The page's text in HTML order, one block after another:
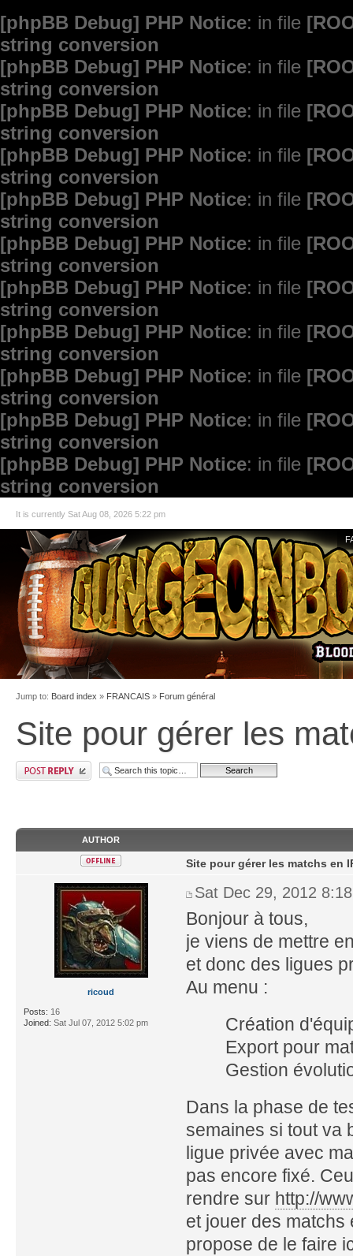
[phpBB Debug] PHP Notice: in file
string conversion
[phpBB Debug] PHP Notice: in file
string conversion
[phpBB Debug] PHP Notice: in file
string conversion
[phpBB Debug] PHP Notice: in file
string conversion
[phpBB Debug] PHP Notice: in file
string conversion
[phpBB Debug] PHP Notice: in file
string conversion
[phpBB Debug] PHP Notice: in file
string conversion
[phpBB Debug] PHP Notice: in file
string conversion
[phpBB Debug] PHP Notice: in file
string conversion
[phpBB Debug] PHP Notice: in file
string conversion
[phpBB Debug] PHP Notice: in file
string conversion
It is currently Sat Aug 08, 2026 5:22 pm
Jump to: Board index » FRANCAIS » Forum général
Site pour gérer les
AUTHOR
ricoud
Posts: 16
Joined: Sat Jul 07, 2012 5:02 pm
Site pour gérer les matchs en
Sat Dec 29, 2012
Bonjour à tous,
je viens de mettre
et donc des ligues
Au menu :
Création
Export pour
Gestion
Dans la phase de
semaines si tout va
ligue privée avec
pas encore fixé.
rendre sur http://
et jouer des matchs
propose de le faire